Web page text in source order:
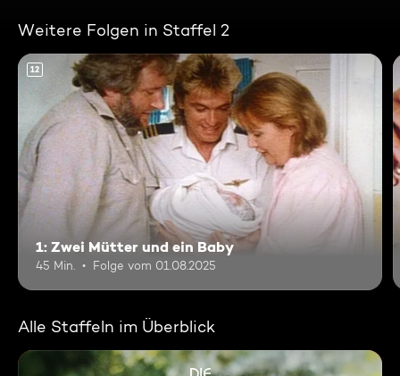
Weitere Folgen in Staffel 2
12
1: Zwei Mütter und ein Baby
45 Min. Folge vom 01.08.2025
Alle Staffeln im Überblick